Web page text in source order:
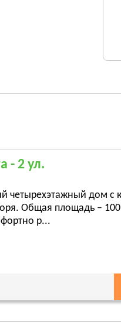
- 2 ул.
четырехэтажный дом с
Общая площадь –
р...